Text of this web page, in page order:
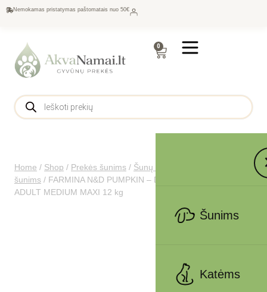
Nemokamas pristatymas paštomatais nuo 50€
0
Šunims
Katėms
Home / Shop / Prekės šunims / Šunų maistas
šunims / FARMINA N&D PUMPKIN – DOG Dry Venison&Apple
ADULT MEDIUM MAXI 12 kg